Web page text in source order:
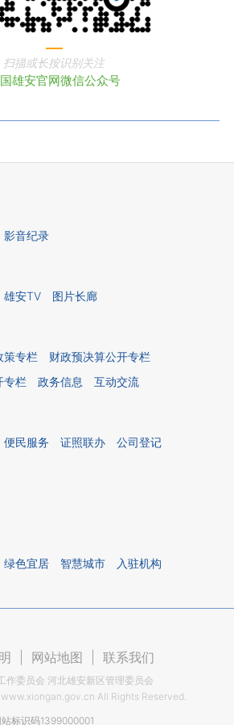
扫描或长按识别关注
雄安官网微信公众号
影音纪录
雄安TV 图片长廊
策专栏
财政预决算公开专栏
专栏
政务信息 互动交流
便民服务 证照联办
公司登记
绿色宜居 智慧城市 入驻机构
网站地图 联系我们
作委员会 河北雄安新区管理委员会
www.xiongan.gov.cn All Rights Reserved.
站标识码1399000001